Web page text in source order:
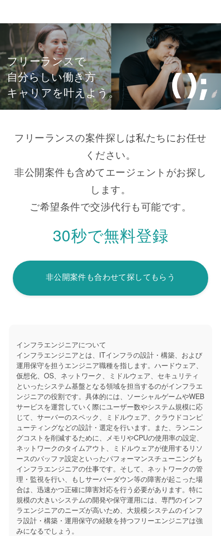
フリーランスで
自分らしい働き方
キャリアを叶えよう。
フリーランスの案件探しは私たちにお任せ
ください。
非公開案件も含めてエージェントがお探し
します。
ご希望条件で交渉代行も可能です。
30秒で無料登録
非公開案件も合わせて探してもらう
インフラエンジニアについて
インフラエンジニアとは、ITインフラの設計・構築、および
運用保守を担うエンジニア職種を指します。ハードウェア、
仮想化、OS、ネットワーク、ミドルウェア、セキュリティ
といったシステム基盤となる領域を担当するのがインフラエ
ンジニアの役割です。具体的には、ソーシャルゲームやWEB
サービスを運営していく際にユーザー数やシステム規模に応
じて、サーバーのスペック、ミドルウェア、クラウドコンピ
ューティングなどの設計・選定を行います。また、ランニン
グコストを削減するために、メモリやCPUの使用率の設定、
ネットワークのタイムアウト、ミドルウェアが使用するリソ
ースのバッファ設定といったパフォーマンスチューニングも
インフラエンジニアの仕事です。そして、ネットワークの管
理・監視を行い、もしサーバーダウン等の障害が起こった場
合は、迅速かつ正確に障害対応を行う必要があります。特に
規模の大きいシステムの開発や保守運用には、専門のインフ
ラエンジニアのニーズが高いため、大規模システムのインフ
ラ設計・構築・運用保守の経験を持つフリーエンジニアは強
みになるでしょう。